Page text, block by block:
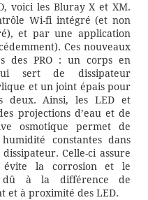
voici les Bluray X et XM.
Wi-fi intégré (et non
et par une application
Ces nouveaux
des PRO : un corps en
sert de dissipateur
et un joint épais pour
deux. Ainsi, les LED et
projections d’eau et de
osmotique permet de
constantes dans
Celle-ci assure
évite la corrosion et le
dû à la différence de
et à proximité des LED.